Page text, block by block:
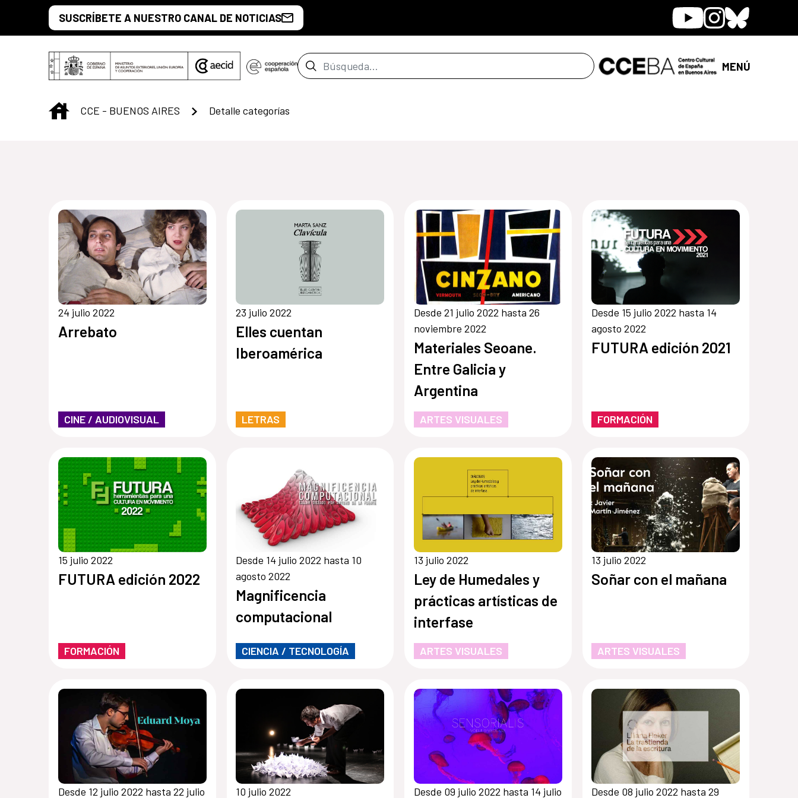
Saltar al contenido principal
SUSCRÍBETE A NUESTRO CANAL DE NOTICIAS YoutubeInstagram
Bluesky
Barra de búsqueda MENÚ
INICIO
CCE - BUENOS AIRES Detalle categorías
24 julio 2022
Arrebato
CINE / AUDIOVISUAL
23 julio 2022
Elles cuentan
Iberoamérica
LETRAS
Desde 21 julio 2022 hasta 26
noviembre 2022
Materiales Seoane.
Entre Galicia y
Argentina
ARTES VISUALES
Desde 15 julio 2022 hasta 14
agosto 2022
FUTURA edición 2021
FORMACIÓN
15 julio 2022
FUTURA edición 2022
FORMACIÓN
Desde 14 julio 2022 hasta 10
agosto 2022
Magnificencia
computacional
CIENCIA / TECNOLOGÍA
13 julio 2022
Ley de Humedales y
prácticas artísticas de
interfase
ARTES VISUALES
13 julio 2022
Soñar con el mañana
ARTES VISUALES
Desde 12 julio 2022 hasta 22 julio
10 julio 2022
Desde 09 julio 2022 hasta 14 julio
Desde 08 julio 2022 hasta 29